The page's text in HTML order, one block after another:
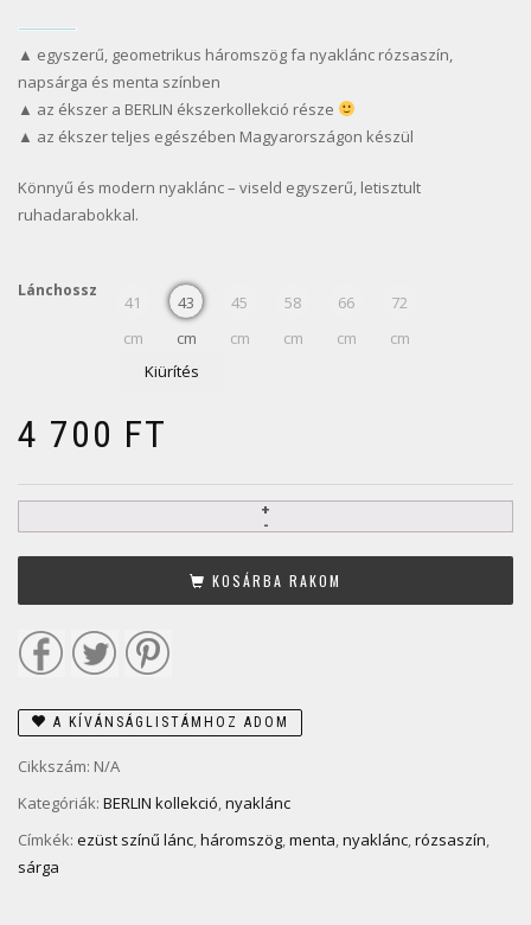
▲ egyszerű, geometrikus háromszög fa nyaklánc rózsaszín,
napsárga és menta színben
▲ az ékszer a BERLIN ékszerkollekció része
▲ az ékszer teljes egészében Magyarországon készül
Könnyű és modern nyaklánc – viseld egyszerű, letisztult
ruhadarabokkal.
Lánchossz
41
cm
43
cm
45
cm
58
cm
66
cm
72
cm
Kiürítés
4 700 FT
KOSÁRBA RAKOM
A KÍVÁNSÁGLISTÁMHOZ ADOM
Cikkszám: N/A
Kategóriák: BERLIN kollekció,nyaklánc
Címkék: ezüst színű lánc,háromszög,menta,nyaklánc,rózsaszín,
sárga